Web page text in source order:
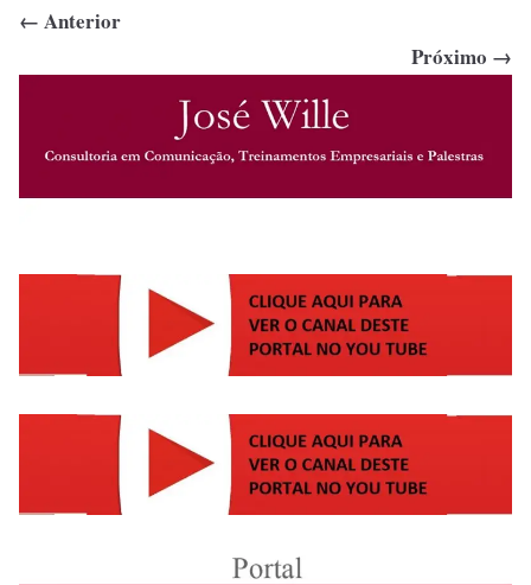
← Anterior
Próximo →